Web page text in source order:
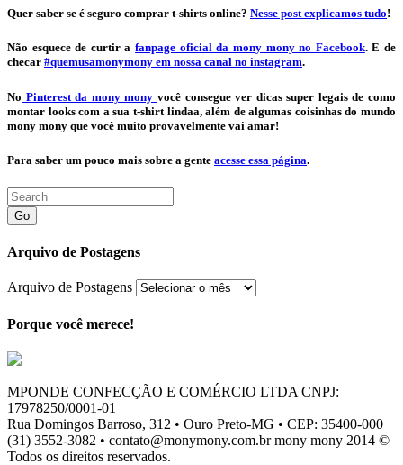
Quer saber se é seguro comprar t-shirts online? Nesse post explicamos tudo!
Não esquece de curtir afanpage oficial da mony mony no Facebook. E de
checar #quemusamonymony em nossa canal no instagram.
No Pinterest da mony mony você consegue ver dicas super legais de como
montar looks com a sua t-shirt lindaa, além de algumas coisinhas do mundo
mony mony que você muito provavelmente vai amar!
Para saber um pouco mais sobre a gente acesse essa página.
Go
Arquivo de Postagens
Arquivo de Postagens
Porque você merece!
MPONDE CONFECÇÃO E COMÉRCIO LTDA CNPJ:
17978250/0001-01
Rua Domingos Barroso, 312 • Ouro Preto-MG • CEP: 35400-000
(31) 3552-3082 • contato@monymony.com.br mony mony 2014 ©
Todos os direitos reservados.